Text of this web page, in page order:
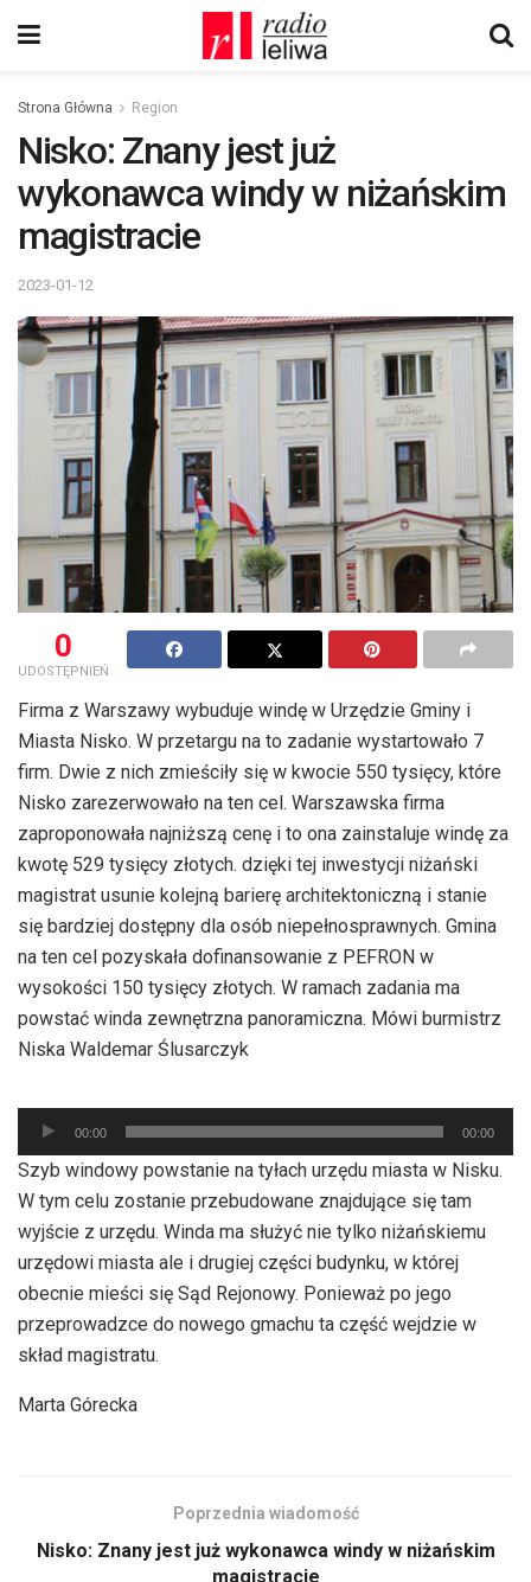
Strona Główna Region
Nisko: Znany jest już
wykonawca windy w niżańskim
magistracie
2023-01-12
0
UDOSTĘPNIEŃ
Firma z Warszawy wybuduje windę w Urzędzie Gminy i
Miasta Nisko. W przetargu na to zadanie wystartowało 7
firm. Dwie z nich zmieściły się w kwocie 550 tysięcy, które
Nisko zarezerwowało na ten cel. Warszawska firma
zaproponowała najniższą cenę i to ona zainstaluje windę za
kwotę 529 tysięcy złotych. dzięki tej inwestycji niżański
magistrat usunie kolejną barierę architektoniczną i stanie
się bardziej dostępny dla osób niepełnosprawnych. Gmina
na ten cel pozyskała dofinansowanie z PEFRON w
wysokości 150 tysięcy złotych. W ramach zadania ma
powstać winda zewnętrzna panoramiczna. Mówi burmistrz
Niska Waldemar Ślusarczyk
Odtwarzacz
plików
dźwiękowych
00:00 00:00
Szyb windowy powstanie na tyłach urzędu miasta w Nisku.
W tym celu zostanie przebudowane znajdujące się tam
wyjście z urzędu. Winda ma służyć nie tylko niżańskiemu
urzędowi miasta ale i drugiej części budynku, w której
obecnie mieści się Sąd Rejonowy. Ponieważ po jego
przeprowadzce do nowego gmachu ta część wejdzie w
skład magistratu.
Marta Górecka
Poprzednia wiadomość
Nisko: Znany jest już wykonawca windy w niżańskim
magistracie